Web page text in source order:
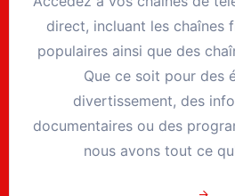
direct, incluant les chaînes
populaires ainsi que des
Que ce soit pour des
divertissement, des
documentaires ou des
nous avons tout ce